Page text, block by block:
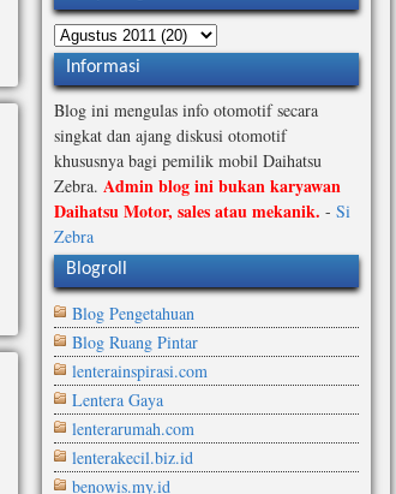
Informasi
Blog ini mengulas info otomotif secara
singkat dan ajang diskusi otomotif
khususnya bagi pemilik mobil Daihatsu
Zebra.Admin blog ini bukan karyawan
Daihatsu Motor, sales atau mekanik. -Si
Zebra
Blogroll
Blog Pengetahuan
Blog Ruang Pintar
lenterainspirasi.com
Lentera Gaya
lenterarumah.com
lenterakecil.biz.id
benowis.my.id